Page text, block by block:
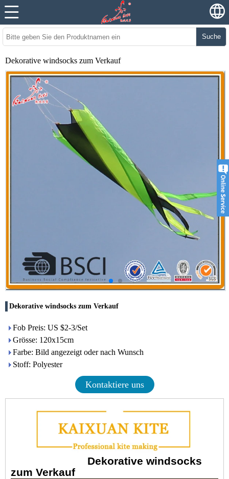
Suche
Dekorative windsocks zum Verkauf
Dekorative windsocks zum Verkauf
Fob Preis: US $2-3/Set
Grösse: 120x15cm
Farbe: Bild angezeigt oder nach Wunsch
Stoff: Polyester
Kontaktiere uns
Dekorative windsocks
zum Verkauf